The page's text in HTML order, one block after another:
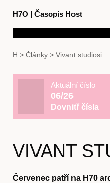
H7O | Časopis Host
H > Články > Vivant studiosi
Aktuální číslo
06/26
Dovnitř čísla
VIVANT
Červenec patří na H70